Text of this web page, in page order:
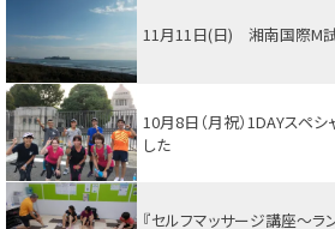
11月11日(日) 湘南国際M試
10月8日（月祝）1DAYスペ
した
『セルフマッサージ講座～